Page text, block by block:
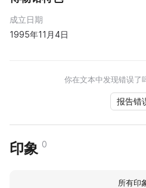
成立日期
1995年11月4日
你在文本中发现错误了
报告错
印象 0
所有印